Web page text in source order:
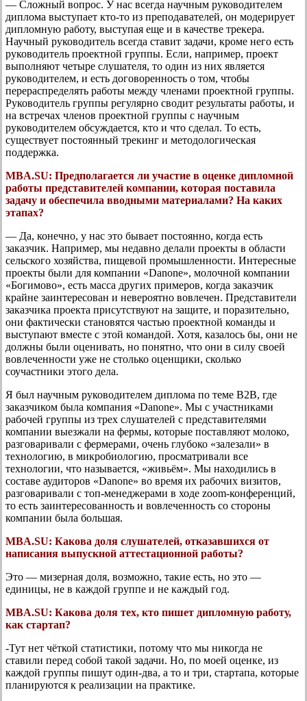
— Сложный вопрос. У нас всегда научным руководителем
диплома выступает кто-то из преподавателей, он модерирует
дипломную работу, выступая еще и в качестве трекера.
Научный руководитель всегда ставит задачи, кроме него есть
руководитель проектной группы. Если, например, проект
выполняют четыре слушателя, то один из них является
руководителем, и есть договоренность о том, чтобы
перераспределять работы между членами проектной группы.
Руководитель группы регулярно сводит результаты работы, и
на встречах членов проектной группы с научным
руководителем обсуждается, кто и что сделал. То есть,
существует постоянный трекинг и методологическая
поддержка.
MBA.SU: Предполагается ли участие в оценке дипломной
работы представителей компании, которая поставила
задачу и обеспечила вводными материалами? На каких
этапах?
— Да, конечно, у нас это бывает постоянно, когда есть
заказчик. Например, мы недавно делали проекты в области
сельского хозяйства, пищевой промышленности. Интересные
проекты были для компании «Danone», молочной компании
«Богимово», есть масса других примеров, когда заказчик
крайне заинтересован и невероятно вовлечен. Представители
заказчика проекта присутствуют на защите, и поразительно,
они фактически становятся частью проектной команды и
выступают вместе с этой командой. Хотя, казалось бы, они не
должны были оценивать, но понятно, что они в силу своей
вовлеченности уже не столько оценщики, сколько
соучастники этого дела.
Я был научным руководителем диплома по теме В2В, где
заказчиком была компания «Danone». Мы с участниками
рабочей группы из трех слушателей с представителями
компании выезжали на фермы, которые поставляют молоко,
разговаривали с фермерами, очень глубоко «залезали» в
технологию, в микробиологию, просматривали все
технологии, что называется, «живьём». Мы находились в
составе аудиторов «Danone» во время их рабочих визитов,
разговаривали с топ-менеджерами в ходе zoom-конференций,
то есть заинтересованность и вовлеченность со стороны
компании была большая.
MBA.SU: Какова доля слушателей, отказавшихся от
написания выпускной аттестационной работы?
Это — мизерная доля, возможно, такие есть, но это —
единицы, не в каждой группе и не каждый год.
MBA.SU: Какова доля тех, кто пишет дипломную работу,
как стартап?
-Тут нет чёткой статистики, потому что мы никогда не
ставили перед собой такой задачи. Но, по моей оценке, из
каждой группы пишут один-два, а то и три, стартапа, которые
планируются к реализации на практике.